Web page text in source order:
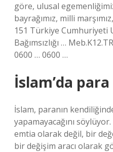
göre, ulusal
bayrağımız, milli
151 Türkiye Cumhuriyeti
Bağımsızlığı …
0600 … 0600 …
İslam’da
İslam, paranın
yapamayacağını
emtia olarak değil, bir
bir değişim aracı olarak